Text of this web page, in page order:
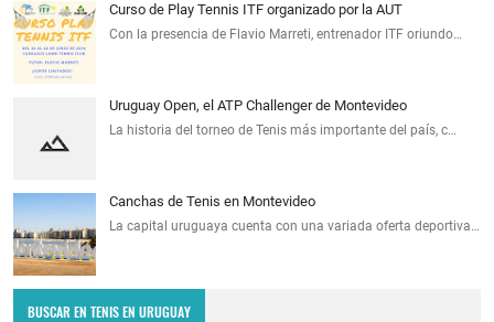
Curso de Play Tennis ITF organizado por la AUT
Con la presencia de Flavio Marreti, entrenador ITF oriundo…
Uruguay Open, el ATP Challenger de Montevideo
La historia del torneo de Tenis más importante del país, c…
Canchas de Tenis en Montevideo
La capital uruguaya cuenta con una variada oferta deportiva…
BUSCAR EN TENIS EN URUGUAY